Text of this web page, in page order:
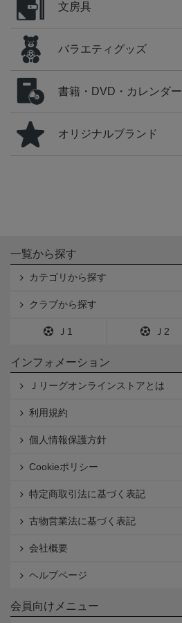
文房具
バラエティグッズ
書籍・DVD・カレンダー
オリジナルブランド
一覧から探す
カテゴリから探す
クラブから探す
Ｊ1 Ｊ2
インフォメーション
Ｊリーグオンラインストアとは
利用規約
個人情報保護方針
Cookieポリシー
特定商取引法に基づく表記
古物営業法に基づく表記
会社概要
ヘルプページ
会員向けメニュー